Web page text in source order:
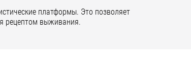
платформы. Это позволяет
рецептом выживания.